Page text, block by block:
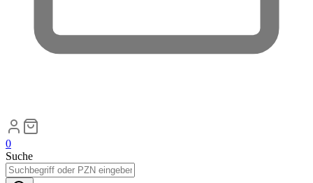
0
Suche